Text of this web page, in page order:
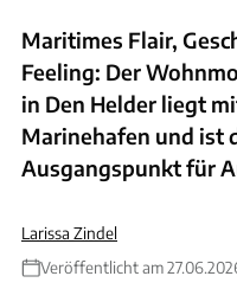
Maritimes Flair,
Feeling: Der
in Den Helder liegt
Marinehafen und ist
Ausgangspunkt für
Larissa Zindel
Veröffentlicht am